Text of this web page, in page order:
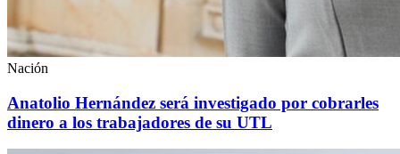
Nación
Anatolio Hernández será investigado por cobrarles
dinero a los trabajadores de su UTL